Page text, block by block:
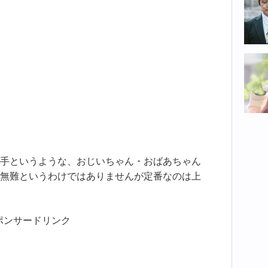
というような、おじいちゃん・おばあちゃん
難というわけではありませんが定番なのは上
ンサードリンク